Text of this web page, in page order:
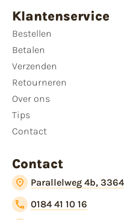
Klantenservice
Bestellen
Betalen
Verzenden
Retourneren
Over ons
Tips
Contact
Contact
Parallelweg 4b,
0184 41 10 16